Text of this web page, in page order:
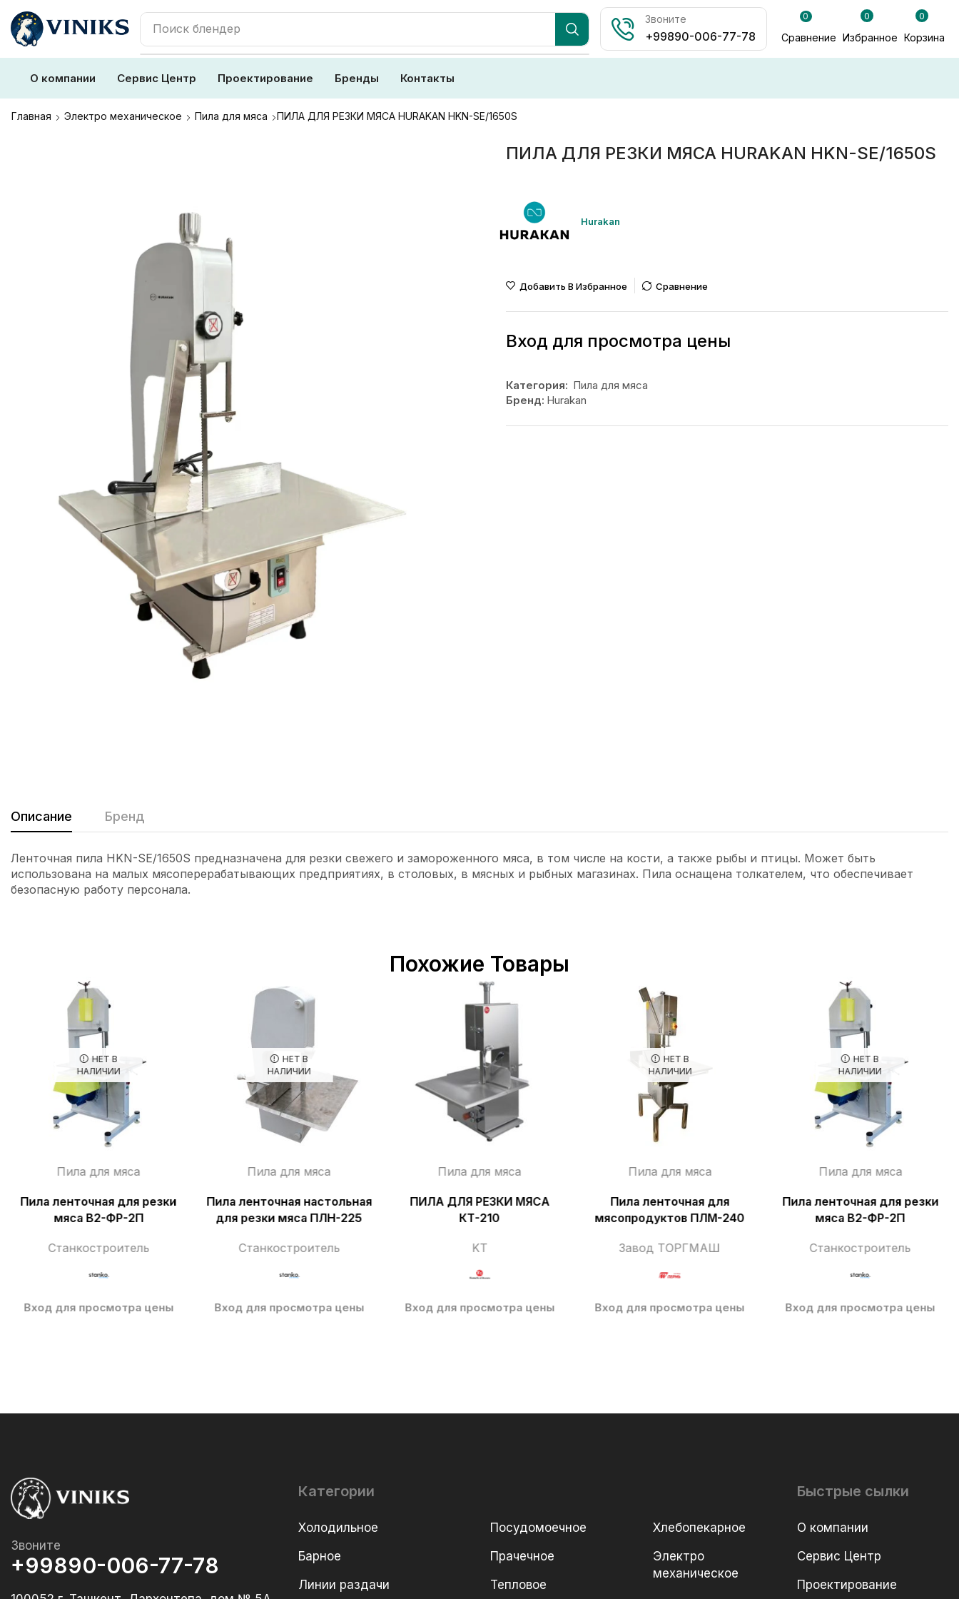
Поиск холодильник
Звоните
+99890-006-77-78
0
Сравнение
0
Избранное
0
Корзина
О компании Сервис Центр Проектирование Бренды Контакты
Главная Электро механическое Пила для мяса ПИЛА ДЛЯ РЕЗКИ МЯСА HURAKAN HKN-SE/1650S
ПИЛА ДЛЯ РЕЗКИ МЯСА HURAKAN HKN-SE/1650S
Hurakan
Добавить В Избранное Сравнение
Вход для просмотра цены
Категория: Пила для мяса
Бренд: Hurakan
Описание Бренд
Ленточная пила HKN-SE/1650S предназначена для резки свежего и замороженного мяса, в том числе на кости, а также рыбы и птицы. Может быть
использована на малых мясоперерабатывающих предприятиях, в столовых, в мясных и рыбных магазинах. Пила оснащена толкателем, что обеспечивает
безопасную работу персонала.
Похожие Товары
НЕТ В
НАЛИЧИИ
Пила для мяса
Пила ленточная для резки
мяса В2-ФР-2П
Станкостроитель
Вход для просмотра цены
НЕТ В
НАЛИЧИИ
Пила для мяса
Пила ленточная настольная
для резки мяса ПЛН-225
Станкостроитель
Вход для просмотра цены
Пила для мяса
ПИЛА ДЛЯ РЕЗКИ МЯСА
КТ-210
KT
Вход для просмотра цены
НЕТ В
НАЛИЧИИ
Пила для мяса
Пила ленточная для
мясопродуктов ПЛМ-240
Завод ТОРГМАШ
Вход для просмотра цены
НЕТ В
НАЛИЧИИ
Пила для мяса
Пила ленточная для резки
мяса В2-ФР-2П
Станкостроитель
Вход для просмотра цены
Звоните
+99890-006-77-78
Категории
Холодильное
Барное
Линии раздачи
Посудомоечное
Прачечное
Тепловое
Хлебопекарное
Электро
механическое
Быстрые сылки
О компании
Сервис Центр
Проектирование